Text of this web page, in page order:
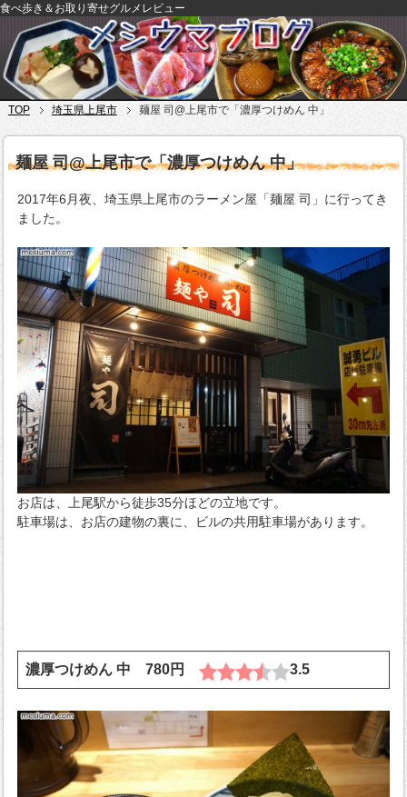
食べ歩き＆お取り寄せグルメレビュー
TOP 埼玉県上尾市 麺屋 司@上尾市で「濃厚つけめん 中」
麺屋 司@上尾市で「濃厚つけめん 中」
2017年6月夜、埼玉県上尾市のラーメン屋「麺屋 司」に行ってき
ました。
お店は、上尾駅から徒歩35分ほどの立地です。
駐車場は、お店の建物の裏に、ビルの共用駐車場があります。
濃厚つけめん 中 780円 3.5